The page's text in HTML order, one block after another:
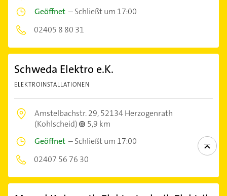
Geöffnet –Schließt um 17:00
02405 8 80 31
Schweda Elektro e.K.
ELEKTROINSTALLATIONEN
Amstelbachstr. 29,52134 Herzogenrath
(Kohlscheid)
5,9 km
Geöffnet –Schließt um 17:00
02407 56 76 30